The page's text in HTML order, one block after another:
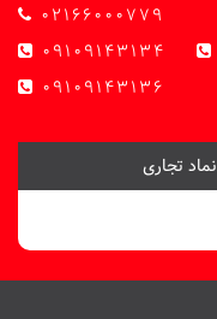
02166000779
09109143134
09109143136
نماد تجاری